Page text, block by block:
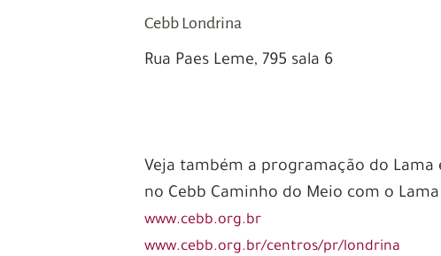
Cebb Londrina
Rua Paes Leme, 795 sala 6
Veja também a programação do Lama
no Cebb Caminho do Meio com o
www.cebb.org.br
www.cebb.org.br/centros/pr/londrina